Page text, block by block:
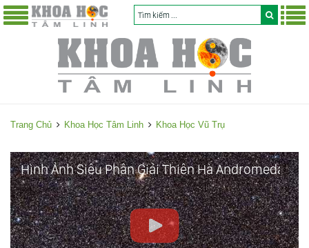
Trang Chủ Khoa Học Tâm Linh Khoa Học Vũ Trụ
Hình Ảnh Siêu Phân Giải Thiên Hà Andromeda